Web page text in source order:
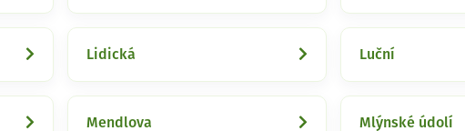
Lidická Luční
Mendlova Mlýnské údolí